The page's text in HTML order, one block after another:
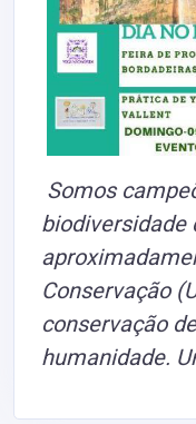
Somos
biodiversidade
Conservação
conservação
humanidade.